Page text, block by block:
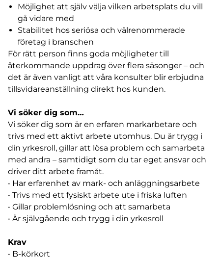
Möjlighet att själv välja vilken arbetsplats du vill
gå vidare med
Stabilitet hos seriösa och välrenommerade
företag i branschen
För rätt person finns goda möjligheter till
återkommande uppdrag över flera säsonger – och
det är även vanligt att våra konsulter blir erbjudna
tillsvidareanställning direkt hos kunden.
Vi söker dig som…
Vi söker dig som är en erfaren markarbetare och
trivs med ett aktivt arbete utomhus. Du är trygg i
din yrkesroll, gillar att lösa problem och samarbeta
med andra – samtidigt som du tar eget ansvar och
driver ditt arbete framåt.
• Har erfarenhet av mark- och anläggningsarbete
• Trivs med ett fysiskt arbete ute i friska luften
• Gillar problemlösning och att samarbeta
• Är självgående och trygg i din yrkesroll
Krav
• B-körkort